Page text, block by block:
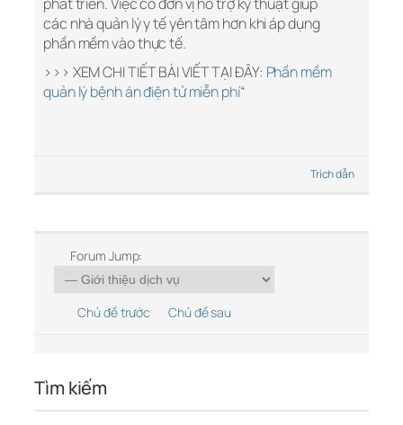
các nhà quản lý y tế yên tâm hơn khi áp dụng
phần mềm vào thực tế.
>>> XEM CHI TIẾT BÀI VIẾT TẠI ĐÂY: Phần mềm
quản lý bệnh án điện tử miễn phí“
Trích dẫn
Forum Jump:
Chủ đề trước Chủ đề sau
Tìm kiếm